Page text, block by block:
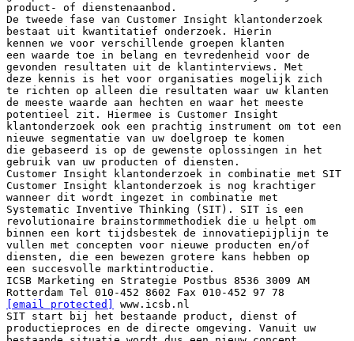
product- of dienstenaanbod.
De tweede fase van Customer Insight klantonderzoek
bestaat uit kwantitatief onderzoek. Hierin
kennen we voor verschillende groepen klanten
een waarde toe in belang en tevredenheid voor de
gevonden resultaten uit de klantinterviews. Met
deze kennis is het voor organisaties mogelijk zich
te richten op alleen die resultaten waar uw klanten
de meeste waarde aan hechten en waar het meeste
potentieel zit. Hiermee is Customer Insight
klantonderzoek ook een prachtig instrument om tot een
nieuwe segmentatie van uw doelgroep te komen
die gebaseerd is op de gewenste oplossingen in het
gebruik van uw producten of diensten.
Customer Insight klantonderzoek in combinatie met SIT
Customer Insight klantonderzoek is nog krachtiger
wanneer dit wordt ingezet in combinatie met
Systematic Inventive Thinking (SIT). SIT is een
revolutionaire brainstormmethodiek die u helpt om
binnen een kort tijdsbestek de innovatiepijplijn te
vullen met concepten voor nieuwe producten en/of
diensten, die een bewezen grotere kans hebben op
een succesvolle marktintroductie.
ICSB Marketing en Strategie Postbus 8536 3009 AM
Rotterdam Tel 010-452 8602 Fax 010-452 97 78
[email protected]
www.icsb.nl
SIT start bij het bestaande product, dienst of
productieproces en de directe omgeving. Vanuit uw